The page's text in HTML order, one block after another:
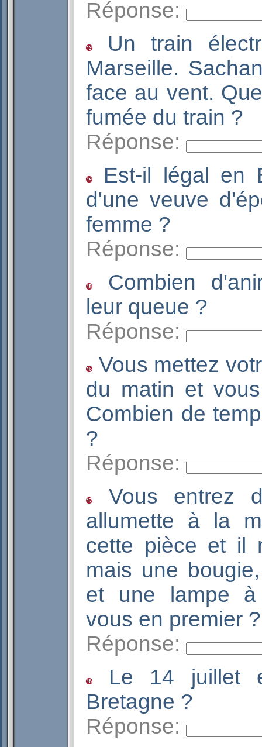
Réponse:
Un train
Marseille.
face au vent.
fumée du train
Réponse:
Est-il légal en
d'une veuve
femme ?
Réponse:
Combien
leur queue ?
Réponse:
Vous mettez
du matin et
Combien de
?
Réponse:
Vous entrez
allumette à la
cette pièce et il
mais une
et une lampe à
vous en
Réponse:
Le 14 juillet
Bretagne ?
Réponse: